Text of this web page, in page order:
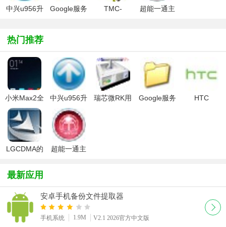
中兴u956升
Google服务
TMC-
超能一通主
热门推荐
小米Max2全
网通救砖包
(内含线刷包
和刷机工具
7.1.1)
中兴u956升
级包官方版
瑞芯微RK用
Google服务
HTC
LGCDMA的
超能一通主
最新应用
安卓手机备份文件提取器
手机系统 1.9M V2.1 2026官方中文版